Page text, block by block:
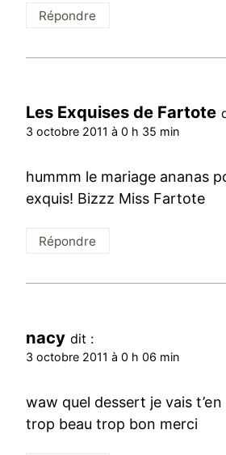
Répondre
Les Exquises de Fartote
3 octobre 2011 à 0 h 35 min
hummm le mariage ananas
exquis! Bizzz Miss Fartote
Répondre
nacy dit :
3 octobre 2011 à 0 h 06 min
waw quel dessert je vais t’en
trop beau trop bon merci